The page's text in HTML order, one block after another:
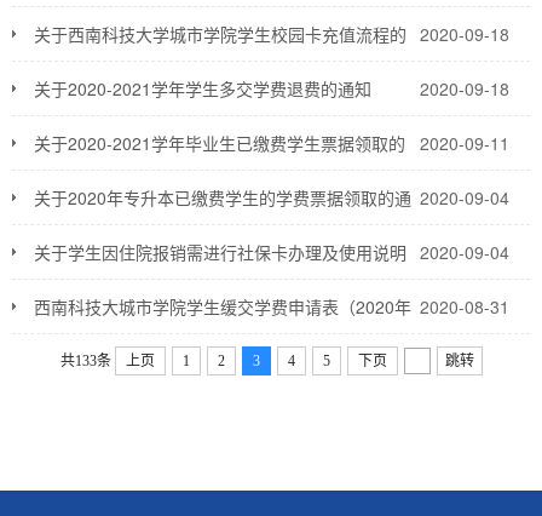
2020-09-18
关于西南科技大学城市学院学生校园卡充值流程的
通知 2020-09-18
关于2020-2021学年学生多交学费退费的通知
2020-09-11
关于2020-2021学年毕业生已缴费学生票据领取的
通知 2020-09-04
关于2020年专升本已缴费学生的学费票据领取的通
知 2020-09-04
关于学生因住院报销需进行社保卡办理及使用说明
的通知 2020-08-31
西南科技大城市学院学生缓交学费申请表（2020年
最新版）
共133条 上页 1 2 3 4 5 下页 跳转